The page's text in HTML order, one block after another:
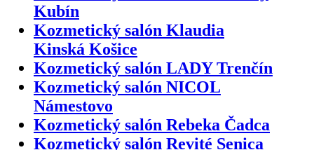
Kubín
Kozmetický salón Klaudia
Kinská Košice
Kozmetický salón LADY Trenčín
Kozmetický salón NICOL
Námestovo
Kozmetický salón Rebeka Čadca
Kozmetický salón Revité Senica